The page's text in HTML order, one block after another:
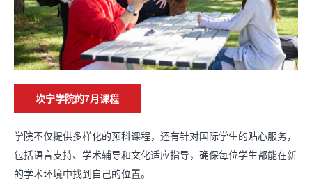
坎宁学院的7月课程
学院不仅提供多样化的预科课程，还有针对国际学生的贴心服务，
包括语言支持、学术辅导和文化适应指导，确保每位学生都能在新
的学术环境中找到自己的位置。